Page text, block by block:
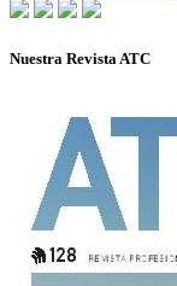
Nuestra Revista ATC